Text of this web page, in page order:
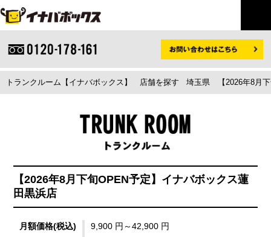
トランクルーム【イナバボックス】 店舗を探す 埼玉県 【2026年8月
【2026年8月下旬OPEN予定】イナバボックス蓮
田黒浜店
月額価格(税込) 9,900 円～42,900 円